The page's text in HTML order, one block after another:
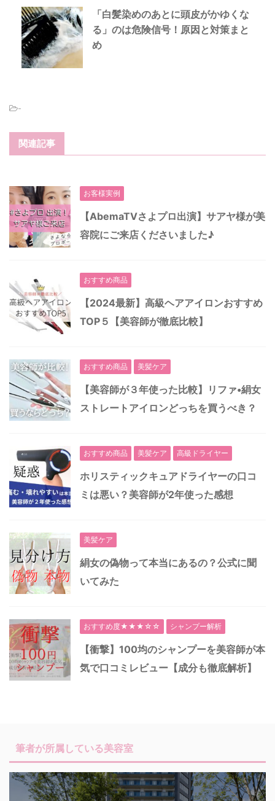
「白髪染めのあとに頭皮がかゆくな
る」のは危険信号！原因と対策まと
め
-
関連記事
お客様実例
【AbemaTVさよプロ出演】サアヤ様が美
容院にご来店くださいました♪
おすすめ商品
【2024最新】高級ヘアアイロンおすすめ
TOP５【美容師が徹底比較】
おすすめ商品 美髪ケア
【美容師が３年使った比較】リファ•絹女
ストレートアイロンどっちを買うべき？
おすすめ商品 美髪ケア 高級ドライヤー
ホリスティックキュアドライヤーの口コ
ミは悪い？美容師が2年使った感想
美髪ケア
絹女の偽物って本当にあるの？公式に聞
いてみた
おすすめ度★★★☆☆ シャンプー解析
【衝撃】100均のシャンプーを美容師が本
気で口コミレビュー【成分も徹底解析】
筆者が所属している美容室